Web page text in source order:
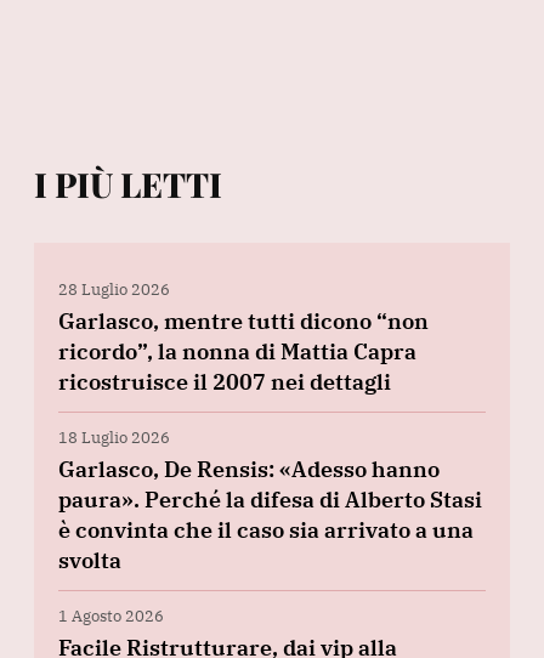
I PIÙ LETTI
28 Luglio 2026
Garlasco, mentre tutti dicono “non
ricordo”, la nonna di Mattia Capra
ricostruisce il 2007 nei dettagli
18 Luglio 2026
Garlasco, De Rensis: «Adesso hanno
paura». Perché la difesa di Alberto Stasi
è convinta che il caso sia arrivato a una
svolta
1 Agosto 2026
Facile Ristrutturare, dai vip alla